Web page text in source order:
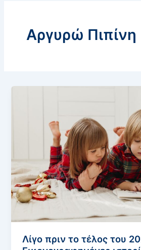
Αργυρώ Πιπίνη
Λίγο πριν το τέλος του